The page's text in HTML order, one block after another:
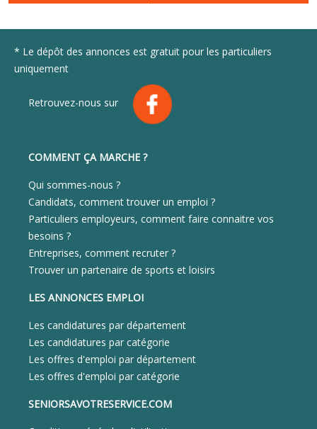
* Le dépôt des annonces est gratuit pour les particuliers
uniquement
Retrouvez-nous sur
COMMENT ÇA MARCHE ?
Qui sommes-nous ?
Candidats, comment trouver un emploi ?
Particuliers employeurs, comment faire connaitre vos
besoins ?
Entreprises, comment recruter ?
Trouver un partenaire de sports et loisirs
LES ANNONCES EMPLOI
Les candidatures par département
Les candidatures par catégorie
Les offres d'emploi par département
Les offres d'emploi par catégorie
SENIORSAVOTRESERVICE.COM